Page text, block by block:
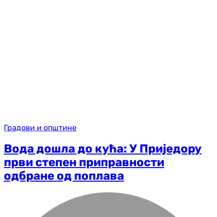
Градови и општине
Вода дошла до кућа: У Приједору
први степен приправности
одбране од поплава